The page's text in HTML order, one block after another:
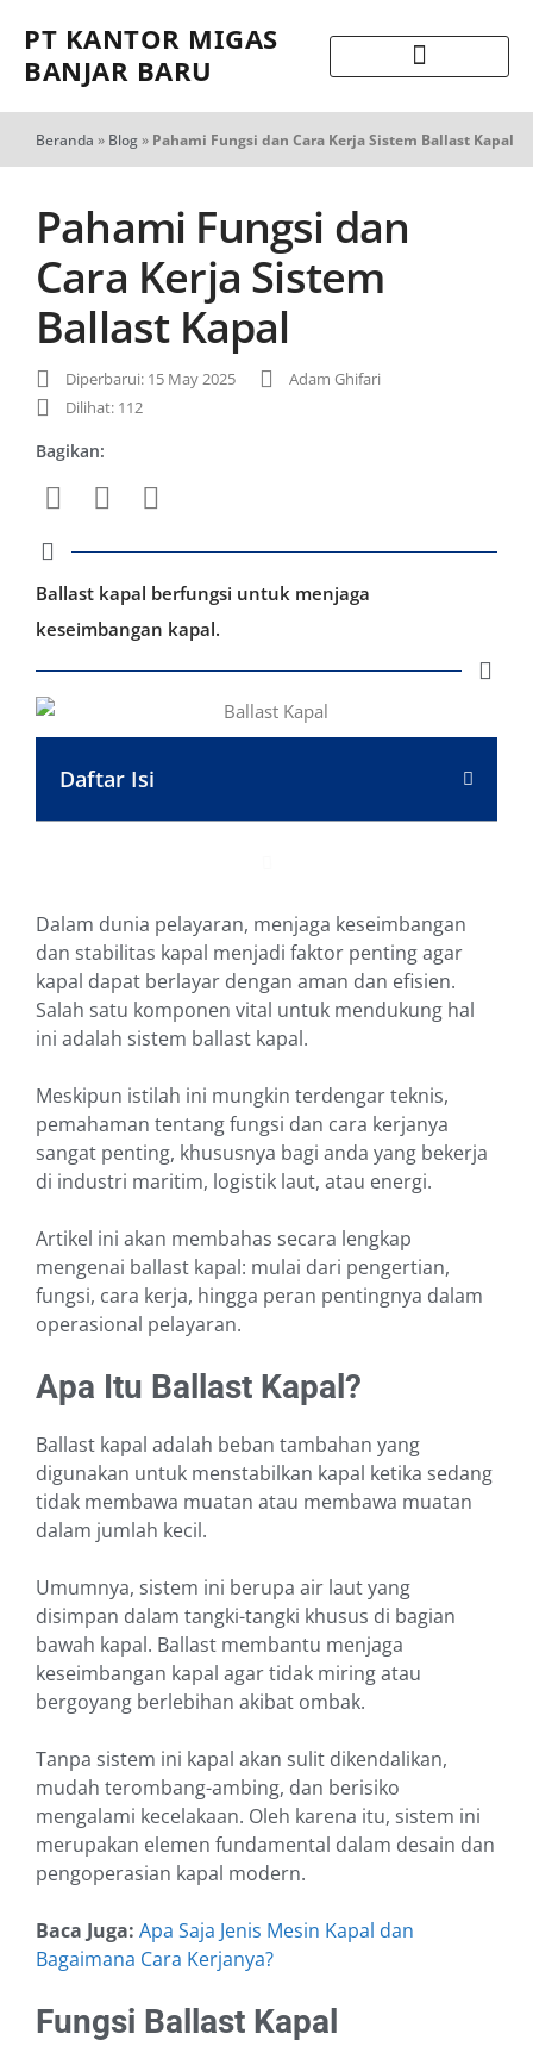
PT KANTOR MIGAS
BANJAR BARU
Beranda » Blog» Pahami Fungsi dan Cara Kerja Sistem Ballast Kapal
Pahami Fungsi dan
Cara Kerja Sistem
Ballast Kapal
Diperbarui: 15 May 2025
Adam Ghifari
Dilihat: 112
Bagikan:
Ballast kapal berfungsi untuk menjaga
keseimbangan kapal.
Daftar Isi
Dalam dunia pelayaran, menjaga keseimbangan
dan stabilitas kapal menjadi faktor penting agar
kapal dapat berlayar dengan aman dan efisien.
Salah satu komponen vital untuk mendukung hal
ini adalah sistem ballast kapal.
Meskipun istilah ini mungkin terdengar teknis,
pemahaman tentang fungsi dan cara kerjanya
sangat penting, khususnya bagi anda yang bekerja
di industri maritim, logistik laut, atau energi.
Artikel ini akan membahas secara lengkap
mengenai ballast kapal: mulai dari pengertian,
fungsi, cara kerja, hingga peran pentingnya dalam
operasional pelayaran.
Apa Itu Ballast Kapal?
Ballast kapal adalah beban tambahan yang
digunakan untuk menstabilkan kapal ketika sedang
tidak membawa muatan atau membawa muatan
dalam jumlah kecil.
Umumnya, sistem ini berupa air laut yang
disimpan dalam tangki-tangki khusus di bagian
bawah kapal. Ballast membantu menjaga
keseimbangan kapal agar tidak miring atau
bergoyang berlebihan akibat ombak.
Tanpa sistem ini kapal akan sulit dikendalikan,
mudah terombang-ambing, dan berisiko
mengalami kecelakaan. Oleh karena itu, sistem ini
merupakan elemen fundamental dalam desain dan
pengoperasian kapal modern.
Baca Juga: Apa Saja Jenis Mesin Kapal dan
Bagaimana Cara Kerjanya?
Fungsi Ballast Kapal